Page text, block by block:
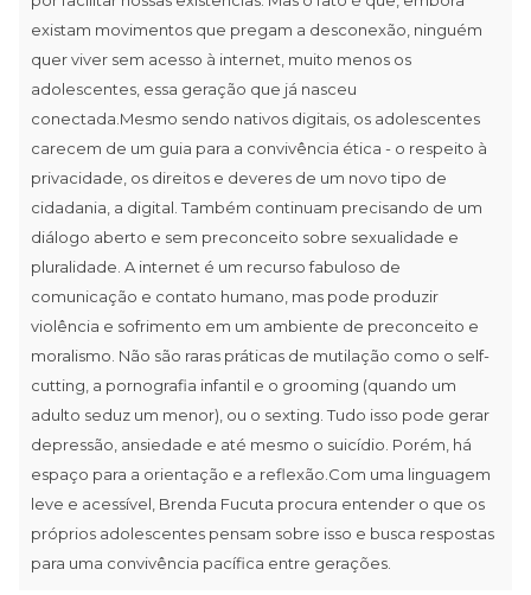
existam movimentos que pregam a desconexão, ninguém
quer viver sem acesso à internet, muito menos os
adolescentes, essa geração que já nasceu
conectada.Mesmo sendo nativos digitais, os adolescentes
carecem de um guia para a convivência ética - o respeito à
privacidade, os direitos e deveres de um novo tipo de
cidadania, a digital. Também continuam precisando de um
diálogo aberto e sem preconceito sobre sexualidade e
pluralidade. A internet é um recurso fabuloso de
comunicação e contato humano, mas pode produzir
violência e sofrimento em um ambiente de preconceito e
moralismo. Não são raras práticas de mutilação como o self-
cutting, a pornografia infantil e o grooming (quando um
adulto seduz um menor), ou o sexting. Tudo isso pode gerar
depressão, ansiedade e até mesmo o suicídio. Porém, há
espaço para a orientação e a reflexão.Com uma linguagem
leve e acessível, Brenda Fucuta procura entender o que os
próprios adolescentes pensam sobre isso e busca respostas
para uma convivência pacífica entre gerações.